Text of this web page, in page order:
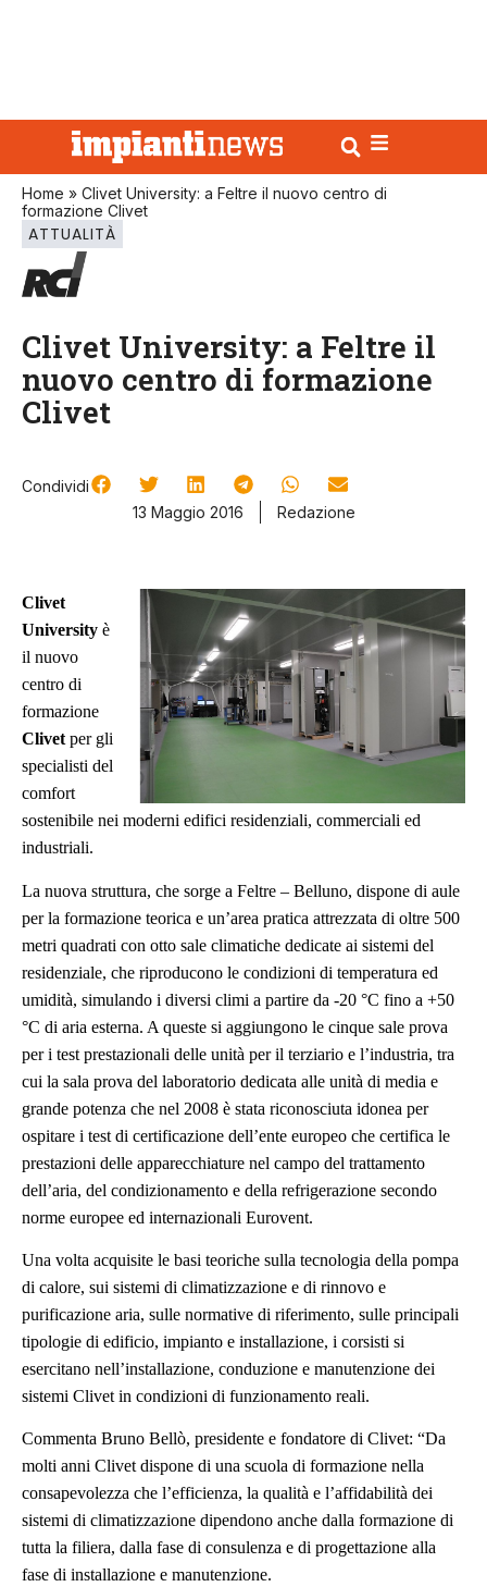
Home » Clivet University: a Feltre il nuovo centro di
formazione Clivet
ATTUALITÀ
Clivet University: a Feltre il
nuovo centro di formazione
Clivet
Condividi
13 Maggio 2016
Redazione
Clivet
University è
il nuovo
centro di
formazione
Clivet per gli
specialisti del
comfort
sostenibile nei moderni edifici residenziali, commerciali ed
industriali.
La nuova struttura, che sorge a Feltre – Belluno, dispone di aule
per la formazione teorica e un’area pratica attrezzata di oltre 500
metri quadrati con otto sale climatiche dedicate ai sistemi del
residenziale, che riproducono le condizioni di temperatura ed
umidità, simulando i diversi climi a partire da -20 °C fino a +50
°C di aria esterna. A queste si aggiungono le cinque sale prova
per i test prestazionali delle unità per il terziario e l’industria, tra
cui la sala prova del laboratorio dedicata alle unità di media e
grande potenza che nel 2008 è stata riconosciuta idonea per
ospitare i test di certificazione dell’ente europeo che certifica le
prestazioni delle apparecchiature nel campo del trattamento
dell’aria, del condizionamento e della refrigerazione secondo
norme europee ed internazionali Eurovent.
Una volta acquisite le basi teoriche sulla tecnologia della pompa
di calore, sui sistemi di climatizzazione e di rinnovo e
purificazione aria, sulle normative di riferimento, sulle principali
tipologie di edificio, impianto e installazione, i corsisti si
esercitano nell’installazione, conduzione e manutenzione dei
sistemi Clivet in condizioni di funzionamento reali.
Commenta Bruno Bellò, presidente e fondatore di Clivet: “Da
molti anni Clivet dispone di una scuola di formazione nella
consapevolezza che l’efficienza, la qualità e l’affidabilità dei
sistemi di climatizzazione dipendono anche dalla formazione di
tutta la filiera, dalla fase di consulenza e di progettazione alla
fase di installazione e manutenzione.